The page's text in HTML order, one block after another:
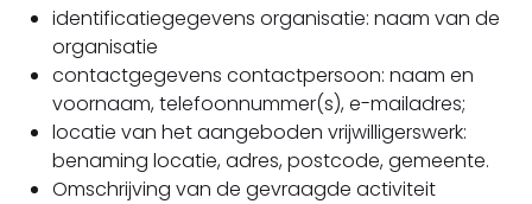
identificatiegegevens organisatie: naam van de
organisatie
contactgegevens contactpersoon: naam en
voornaam, telefoonnummer(s), e-mailadres;
locatie van het aangeboden vrijwilligerswerk:
benaming locatie, adres, postcode, gemeente.
Omschrijving van de gevraagde activiteit